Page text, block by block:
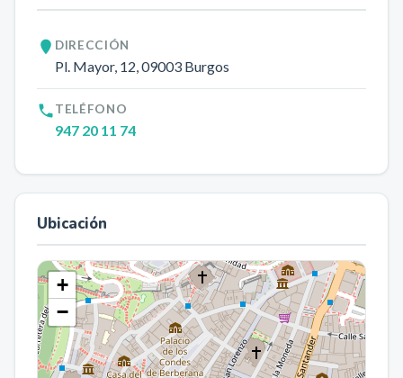
DIRECCIÓN
Pl. Mayor, 12, 09003 Burgos
TELÉFONO
947 20 11 74
Ubicación
+
−